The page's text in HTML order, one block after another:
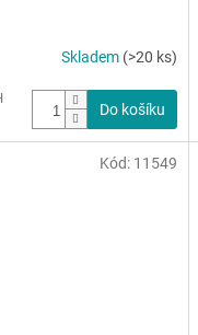
Skladem (>20 ks)
Do košíku
Kód: 11549